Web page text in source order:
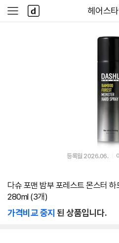
다나와
헤어스
사
이
다
나
와
등록월 2026.06.
다슈 포맨 밤부 포레스트 몬스터 하
280ml (3개)
가격비교 중지 된 상품입니다.